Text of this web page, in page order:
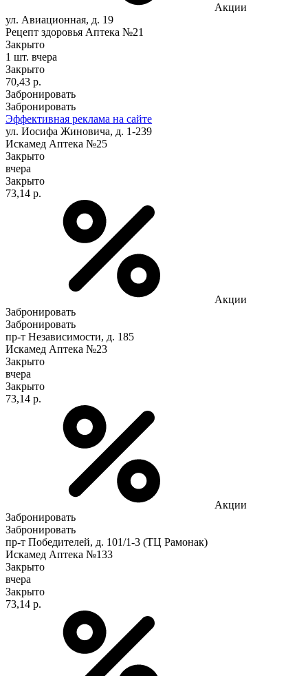
Акции
ул. Авиационная, д. 19
Рецепт здоровья Аптека №21
Закрыто
1 шт. вчера
Закрыто
70,43 р.
Забронировать
Забронировать
Эффективная реклама на сайте
ул. Иосифа Жиновича, д. 1-239
Искамед Аптека №25
Закрыто
вчера
Закрыто
73,14 р.
Акции
Забронировать
Забронировать
пр-т Независимости, д. 185
Искамед Аптека №23
Закрыто
вчера
Закрыто
73,14 р.
Акции
Забронировать
Забронировать
пр-т Победителей, д. 101/1-3 (ТЦ Рамонак)
Искамед Аптека №133
Закрыто
вчера
Закрыто
73,14 р.